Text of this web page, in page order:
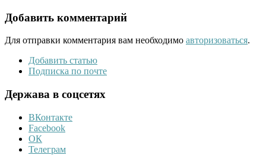
Добавить комментарий
Для отправки комментария вам необходимо авторизоваться.
Добавить статью
Подписка по почте
Держава в соцсетях
ВКонтакте
Facebook
ОК
Телеграм